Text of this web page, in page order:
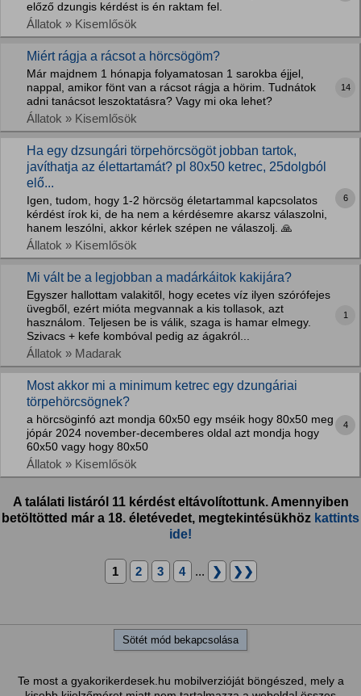
előző dzungis kérdést is én raktam fel.
Állatok » Kisemlősök
Miért rágja a rácsot a hörcsögöm?
Már majdnem 1 hónapja folyamatosan 1 sarokba éjjel,
nappal, amikor fönt van a rácsot rágja a hörim. Tudnátok
adni tanácsot leszoktatásra? Vagy mi oka lehet?
Állatok » Kisemlősök
14
Ha egy dzsungári törpehörcsögöt jobban tartok,
javíthatja az élettartamát? pl 80x50 ketrec, 25dolgból
elő...
Igen, tudom, hogy 1-2 hörcsög életartammal kapcsolatos
kérdést írok ki, de ha nem a kérdésemre akarsz válaszolni,
hanem leszólni, akkor kérlek szépen ne válaszolj. 🙏
Állatok » Kisemlősök
6
Mi vált be a legjobban a madárkáitok kakijára?
Egyszer hallottam valakitől, hogy ecetes víz ilyen szórófejes
üvegből, ezért mióta megvannak a kis tollasok, azt
használom. Teljesen be is válik, szaga is hamar elmegy.
Szivacs + kefe kombóval pedig az ágakról...
Állatok » Madarak
1
Most akkor mi a minimum ketrec egy dzungáriai
törpehörcsögnek?
a hörcsöginfó azt mondja 60x50 egy mséik hogy 80x50 meg
jópár 2024 november-decemberes oldal azt mondja hogy
60x50 vagy hogy 80x50
Állatok » Kisemlősök
4
A találati listáról 11 kérdést eltávolítottunk. Amennyiben
betöltötted már a 18. életévedet, megtekintésükhöz kattints
ide!
1 2 3 4 ... ❯ ❯❯
Sötét mód bekapcsolása
Te most a gyakorikerdesek.hu mobilverzióját böngészed, mely a